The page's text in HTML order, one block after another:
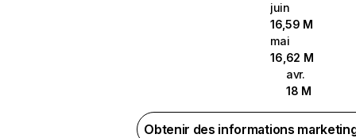
juin
16,59 M
mai
16,62 M
avr.
18 M
Obtenir des informations